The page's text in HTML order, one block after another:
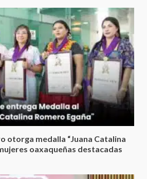
otorga medalla “Juana Catalina
oaxaqueñas destacadas
reafirma la consolidación
de la transformación en
territorio oaxaqueño
julio 2026
de Gobierno refuerza
presencia institucional en San
Juan Mazatlán
julio 2026
Sanciona Municipio de Oaxaca
de Juárez caso de maltrato
tras denuncia ciudadana
16 julio 2026